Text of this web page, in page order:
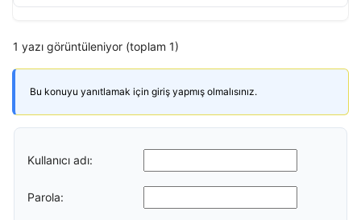
1 yazı görüntüleniyor (toplam 1)
Bu konuyu yanıtlamak için giriş yapmış olmalısınız.
Kullanıcı adı:
Parola: